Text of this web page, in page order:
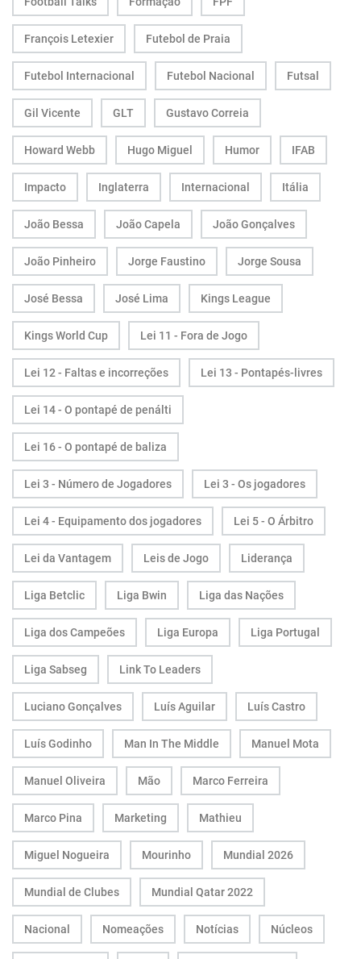
François Letexier Futebol de Praia
Futebol Internacional Futebol Nacional Futsal
Gil Vicente GLT Gustavo Correia
Howard Webb Hugo Miguel Humor IFAB
Impacto Inglaterra Internacional Itália
João Bessa João Capela João Gonçalves
João Pinheiro Jorge Faustino Jorge Sousa
José Bessa José Lima Kings League
Kings World Cup Lei 11 - Fora de Jogo
Lei 12 - Faltas e incorreções Lei 13 - Pontapés-livres
Lei 14 - O pontapé de penálti
Lei 16 - O pontapé de baliza
Lei 3 - Número de Jogadores Lei 3 - Os jogadores
Lei 4 - Equipamento dos jogadores Lei 5 - O Árbitro
Lei da Vantagem Leis de Jogo Liderança
Liga Betclic Liga Bwin Liga das Nações
Liga dos Campeões Liga Europa Liga Portugal
Liga Sabseg Link To Leaders
Luciano Gonçalves Luís Aguilar Luís Castro
Luís Godinho Man In The Middle Manuel Mota
Manuel Oliveira Mão Marco Ferreira
Marco Pina Marketing Mathieu
Miguel Nogueira Mourinho Mundial 2026
Mundial de Clubes Mundial Qatar 2022
Nacional Nomeações Notícias Núcleos